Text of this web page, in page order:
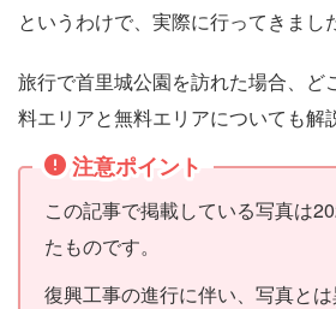
というわけで、実際に行ってきまし
旅行で首里城公園を訪れた場合、ど
料エリアと無料エリアについても解
注意ポイント
この記事で掲載している写真は
たものです。
復興工事の進行に伴い、写真と